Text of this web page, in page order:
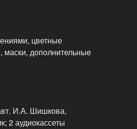
цветные
маски, дополнительные
И.А. Шишкова,
2 аудиокассеты